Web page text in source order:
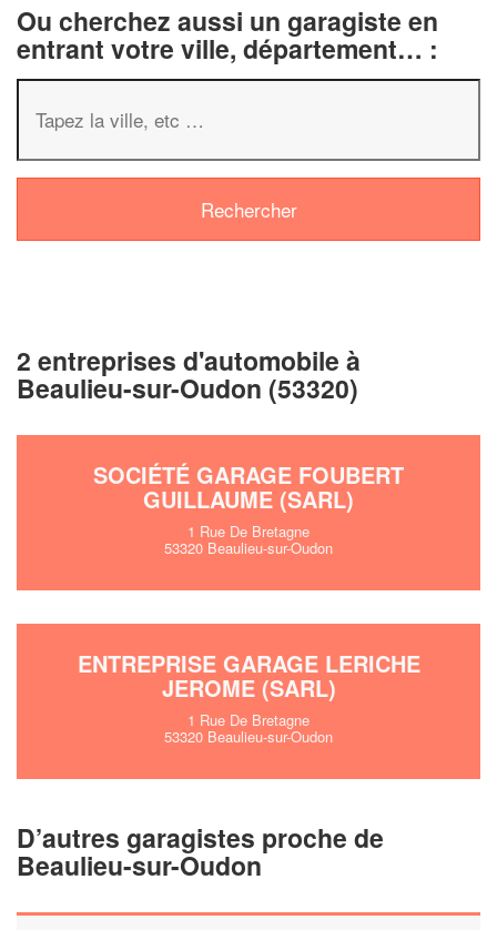
Ou cherchez aussi un garagiste en
entrant votre ville, département… :
2 entreprises d'automobile à
Beaulieu-sur-Oudon (53320)
SOCIÉTÉ GARAGE FOUBERT
GUILLAUME (SARL)
1 Rue De Bretagne
53320 Beaulieu-sur-Oudon
ENTREPRISE GARAGE LERICHE
JEROME (SARL)
1 Rue De Bretagne
53320 Beaulieu-sur-Oudon
D’autres garagistes proche de
Beaulieu-sur-Oudon
✕
Augmentez votre
vosmarges
En savoir